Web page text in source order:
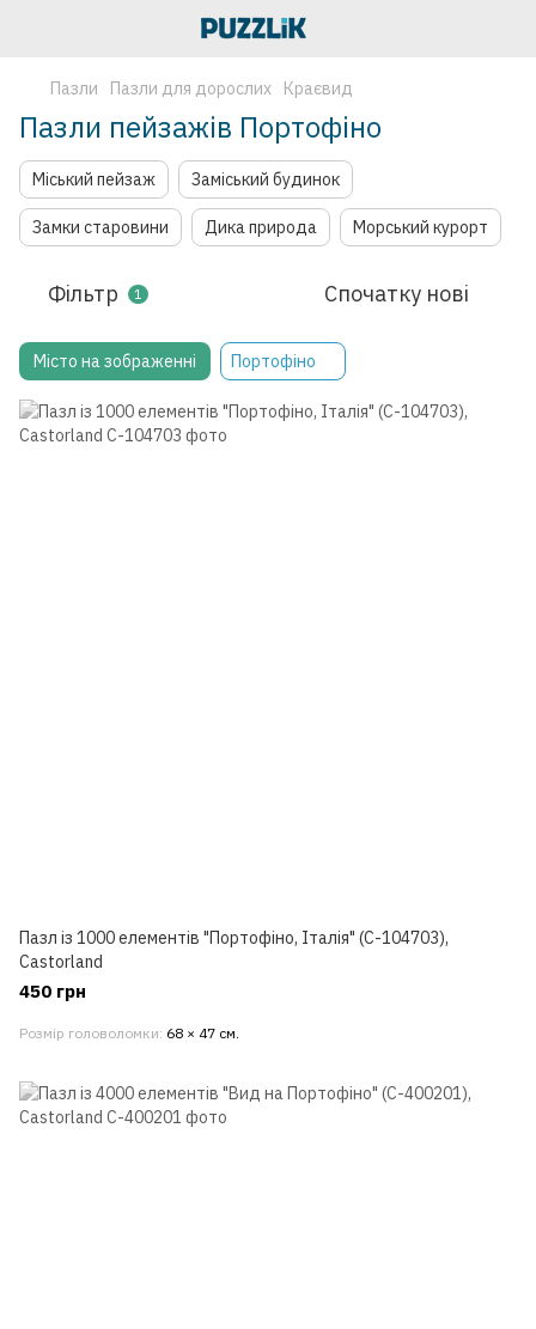
Пазли Пазли для дорослих Краєвид
Пазли пейзажів Портофіно
Міський пейзаж Заміський будинок
Замки старовини Дика природа Морський курорт
Фільтр 1 Спочатку нові
Місто на зображенні Портофіно
Пазл із 1000 елементів "Портофіно, Італія" (C-104703),
Castorland
450 грн
Розмір головоломки 68 × 47 см.